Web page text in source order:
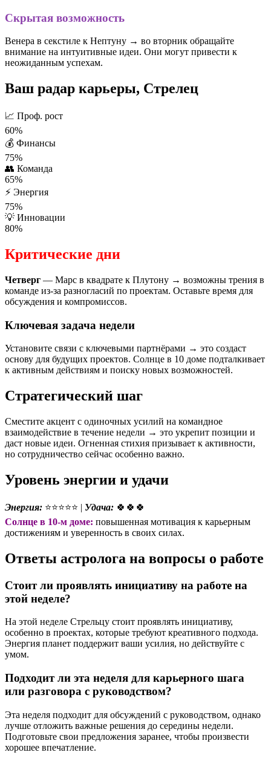
Скрытая возможность
Венера в секстиле к Нептуну → во вторник обращайте
внимание на интуитивные идеи. Они могут привести к
неожиданным успехам.
Ваш радар карьеры, Стрелец
📈 Проф. рост
60%
💰 Финансы
75%
👥 Команда
65%
⚡ Энергия
75%
💡 Инновации
80%
Критические дни
Четверг — Марс в квадрате к Плутону → возможны трения в
команде из-за разногласий по проектам. Оставьте время для
обсуждения и компромиссов.
Ключевая задача недели
Установите связи с ключевыми партнёрами → это создаст
основу для будущих проектов. Солнце в 10 доме подталкивает
к активным действиям и поиску новых возможностей.
Стратегический шаг
Сместите акцент с одиночных усилий на командное
взаимодействие в течение недели → это укрепит позиции и
даст новые идеи. Огненная стихия призывает к активности,
но сотрудничество сейчас особенно важно.
Уровень энергии и удачи
Энергия: ⭐⭐⭐⭐⭐ | Удача: 🍀🍀🍀
Солнце в 10-м доме: повышенная мотивация к карьерным
достижениям и уверенность в своих силах.
Ответы астролога на вопросы о работе
Стоит ли проявлять инициативу на работе на
этой неделе?
На этой неделе Стрельцу стоит проявлять инициативу,
особенно в проектах, которые требуют креативного подхода.
Энергия планет поддержит ваши усилия, но действуйте с
умом.
Подходит ли эта неделя для карьерного шага
или разговора с руководством?
Эта неделя подходит для обсуждений с руководством, однако
лучше отложить важные решения до середины недели.
Подготовьте свои предложения заранее, чтобы произвести
хорошее впечатление.